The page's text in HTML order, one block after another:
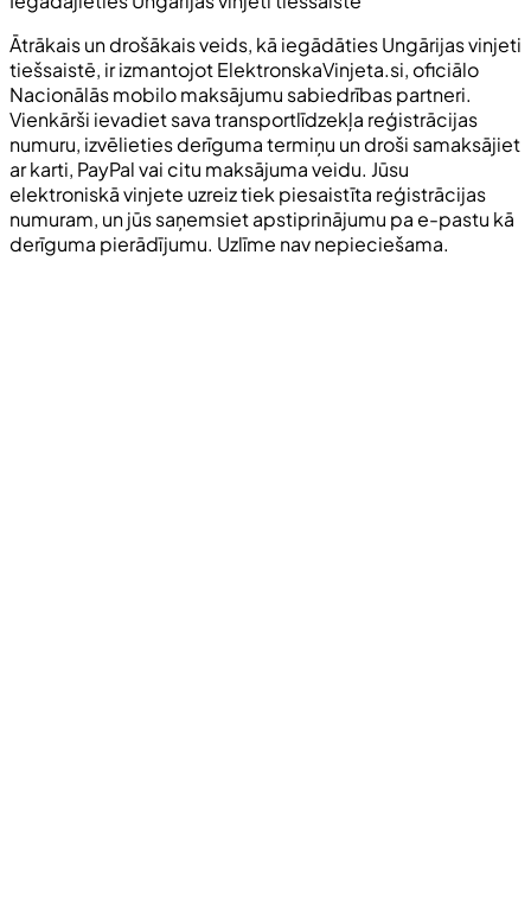
Ātrākais un drošākais veids, kā iegādāties Ungārijas vinjeti
tiešsaistē, ir izmantojot ElektronskaVinjeta.si, oficiālo
Nacionālās mobilo maksājumu sabiedrības partneri.
Vienkārši ievadiet sava transportlīdzekļa reģistrācijas
numuru, izvēlieties derīguma termiņu un droši samaksājiet
ar karti, PayPal vai citu maksājuma veidu. Jūsu
elektroniskā vinjete uzreiz tiek piesaistīta reģistrācijas
numuram, un jūs saņemsiet apstiprinājumu pa e-pastu kā
derīguma pierādījumu. Uzlīme nav nepieciešama.